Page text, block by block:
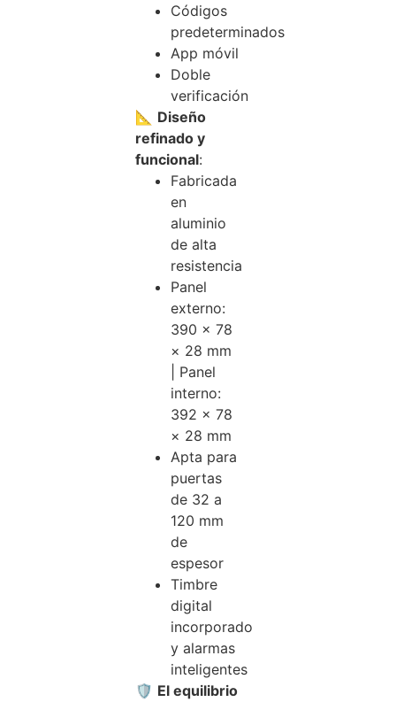
Códigos
predeterminados
App móvil
Doble
verificación
📐 Diseño
refinado y
funcional:
Fabricada
en
aluminio
de alta
resistencia
Panel
externo:
390 × 78
× 28 mm
| Panel
interno:
392 × 78
× 28 mm
Apta para
puertas
de 32 a
120 mm
de
espesor
Timbre
digital
incorporado
y alarmas
inteligentes
🛡️ El equilibrio